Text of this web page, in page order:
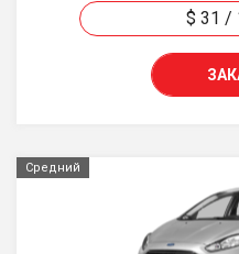
$ 31 /
Средний